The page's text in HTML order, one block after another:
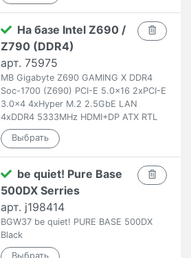
На базе Intel Z690 /
Z790 (DDR4)
арт. 75975
MB Gigabyte Z690 GAMING X DDR4
Soc-1700 (Z690) PCI-E 5.0x16 2xPCI-E
3.0x4 4xHyper M.2 2.5GbE LAN
4xDDR4 5333MHz HDMI+DP ATX RTL
be quiet! Pure Base
500DX Serries
арт. j198414
BGW37 be quiet! PURE BASE 500DX
Black